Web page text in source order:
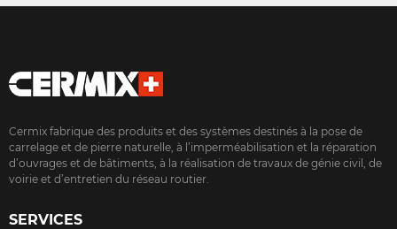
Cermix fabrique des produits et des systèmes destinés à la pose de
carrelage et de pierre naturelle, à l’imperméabilisation et la réparation
d’ouvrages et de bâtiments, à la réalisation de travaux de génie civil, de
voirie et d’entretien du réseau routier.
SERVICES